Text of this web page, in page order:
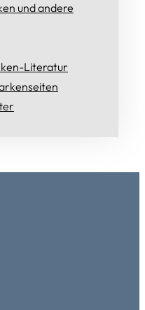
und andere
Literatur